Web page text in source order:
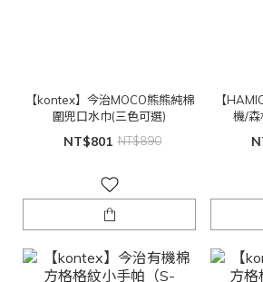
【kontex】今治MOCO熊熊純棉
圍兜口水巾(三色可選)
NT$801 NT$890
【
機/森